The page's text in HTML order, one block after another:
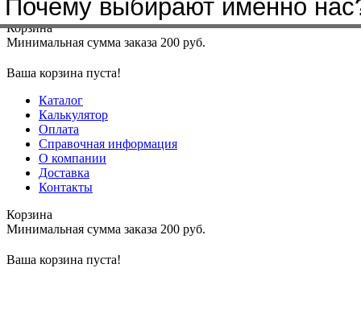
Меню+7(4912)50-37-50sbit@krep62.ru
Корзина
Минимальная сумма заказа 200 руб.
Ваша корзина пуста!
Каталог
Калькулятор
Оплата
Справочная информация
О компании
Доставка
Контакты
Корзина
Минимальная сумма заказа 200 руб.
Ваша корзина пуста!
Почему выбирают именно